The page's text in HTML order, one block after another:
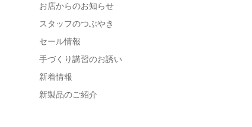
お店からのお知らせ
スタッフのつぶやき
セール情報
手づくり講習のお誘い
新着情報
新製品のご紹介